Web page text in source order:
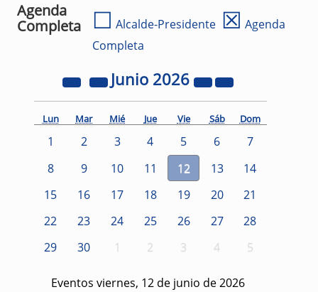
Agenda
Completa
☐ Alcalde-Presidente ☒ Agenda
Completa
Junio 2026
Lun Mar Mié Jue Vie Sáb Dom
1 2 3 4 5 6
7
8
9 10 11 12 13
14
15
16 17 18 19 20
21
22
23 24 25 26 27
28
29
30 1 2 3 4 5
Eventos viernes, 12 de junio de 2026